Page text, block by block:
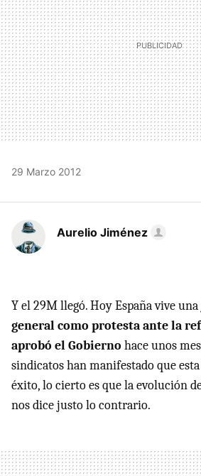
29 Marzo 2012
Aurelio Jiménez
Y el 29M llegó. Hoy España vive
general como protesta ante la
aprobó el Gobierno hace unos
sindicatos han manifestado que
éxito, lo cierto es que la evolución
nos dice justo lo contrario.